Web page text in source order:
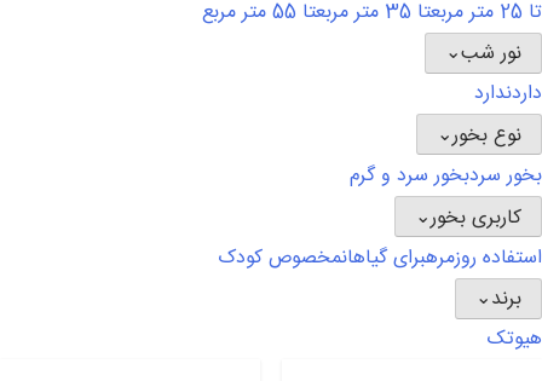
تا 25 متر مربع
تا 35 متر مربع
تا 55 متر مربع
نور شب⌄
داردندارد
نوع بخور⌄
بخور سردبخور سرد و گرم
کاربری بخور⌄
استفاده روزمرهبرای گیاهانمخصوص کودک
برند⌄
هیوتک